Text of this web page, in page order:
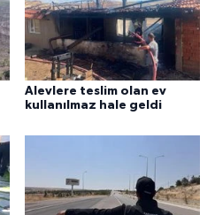
Alevlere teslim olan ev
kullanılmaz hale geldi